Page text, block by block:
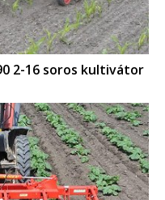
90 2-16 soros kultivátor